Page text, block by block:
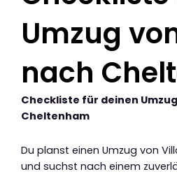
Umzug
nach
Checkliste für deinen
Cheltenham
Du planst einen Umzug von
und suchst nach einem